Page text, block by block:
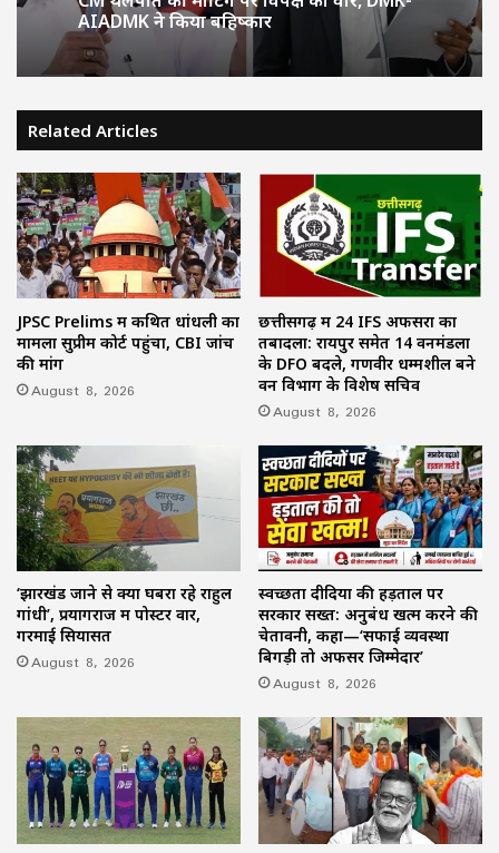
AIADMK ने किया बहिष्कार
Related Articles
JPSC Prelims में कथित धांधली का
मामला सुप्रीम कोर्ट पहुंचा, CBI जांच
की मांग
August 8, 2026
छत्तीसगढ़ में 24 IFS अफसरों का
तबादला: रायपुर समेत 14 वनमंडलों
के DFO बदले, गणवीर धम्मशील बने
वन विभाग के विशेष सचिव
August 8, 2026
‘झारखंड जाने से क्यों घबरा रहे राहुल
गांधी’, प्रयागराज में पोस्टर वार,
गरमाई सियासत
August 8, 2026
स्वच्छता दीदियों की हड़ताल पर
सरकार सख्त: अनुबंध खत्म करने की
चेतावनी, कहा—‘सफाई व्यवस्था
बिगड़ी तो अफसर जिम्मेदार’
August 8, 2026